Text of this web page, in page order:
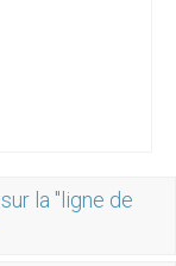
la "ligne de